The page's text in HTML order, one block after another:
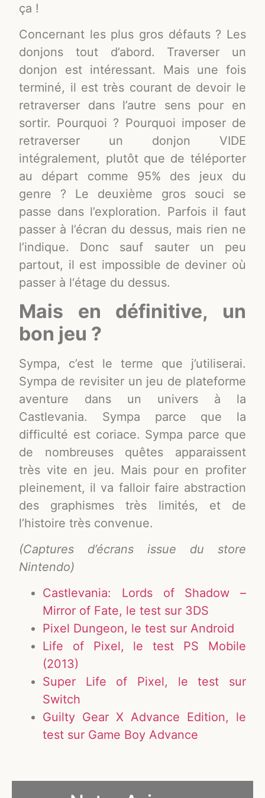
ça !
Concernant les plus gros défauts ? Les
donjons tout d’abord. Traverser un
donjon est intéressant. Mais une fois
terminé, il est très courant de devoir le
retraverser dans l’autre sens pour en
sortir. Pourquoi ? Pourquoi imposer de
retraverser un donjon VIDE
intégralement, plutôt que de téléporter
au départ comme 95% des jeux du
genre ? Le deuxième gros souci se
passe dans l’exploration. Parfois il faut
passer à l’écran du dessus, mais rien ne
l’indique. Donc sauf sauter un peu
partout, il est impossible de deviner où
passer à l‘étage du dessus.
Mais en définitive, un
bon jeu ?
Sympa, c’est le terme que j’utiliserai.
Sympa de revisiter un jeu de plateforme
aventure dans un univers à la
Castlevania. Sympa parce que la
difficulté est coriace. Sympa parce que
de nombreuses quêtes apparaissent
très vite en jeu. Mais pour en profiter
pleinement, il va falloir faire abstraction
des graphismes très limités, et de
l’histoire très convenue.
(Captures d’écrans issue du store
Nintendo)
Castlevania: Lords of Shadow –
Mirror of Fate, le test sur 3DS
Pixel Dungeon, le test sur Android
Life of Pixel, le test PS Mobile
(2013)
Super Life of Pixel, le test sur
Switch
Guilty Gear X Advance Edition, le
test sur Game Boy Advance